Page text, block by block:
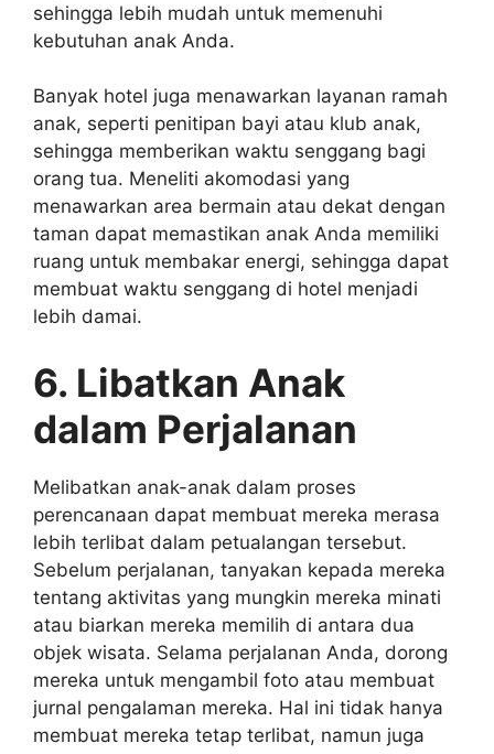
sehingga lebih mudah untuk memenuhi
kebutuhan anak Anda.
Banyak hotel juga menawarkan layanan ramah
anak, seperti penitipan bayi atau klub anak,
sehingga memberikan waktu senggang bagi
orang tua. Meneliti akomodasi yang
menawarkan area bermain atau dekat dengan
taman dapat memastikan anak Anda memiliki
ruang untuk membakar energi, sehingga dapat
membuat waktu senggang di hotel menjadi
lebih damai.
6. Libatkan Anak
dalam Perjalanan
Melibatkan anak-anak dalam proses
perencanaan dapat membuat mereka merasa
lebih terlibat dalam petualangan tersebut.
Sebelum perjalanan, tanyakan kepada mereka
tentang aktivitas yang mungkin mereka minati
atau biarkan mereka memilih di antara dua
objek wisata. Selama perjalanan Anda, dorong
mereka untuk mengambil foto atau membuat
jurnal pengalaman mereka. Hal ini tidak hanya
membuat mereka tetap terlibat, namun juga